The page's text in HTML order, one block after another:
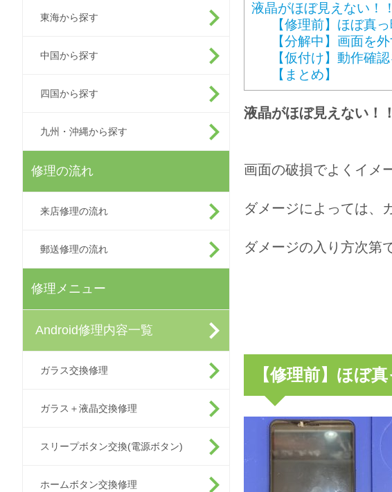
東海から探す
中国から探す
四国から探す
九州・沖縄から探す
修理の流れ
来店修理の流れ
郵送修理の流れ
修理メニュー
Android修理内容一覧
ガラス交換修理
ガラス＋液晶交換修理
スリープボタン交換(電源ボタン)
ホームボタン交換修理
液晶がほぼ見えない！！
【修理前】ほぼ真
【分解中】画面を
【仮付け】動作確
【まとめ】
液晶がほぼ見えない！！
画面の破損でよくイメ
ダメージによっては、
ダメージの入り方次第
【修理前】ほぼ